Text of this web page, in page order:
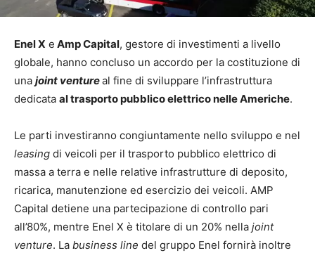
Enel X e Amp Capital, gestore di investimenti a livello
globale, hanno concluso un accordo per la costituzione di
una joint ventureal fine di sviluppare l’infrastruttura
dedicata al trasporto pubblico elettrico nelle Americhe.
Le parti investiranno congiuntamente nello sviluppo e nel
leasing di veicoli per il trasporto pubblico elettrico di
massa a terra e nelle relative infrastrutture di deposito,
ricarica, manutenzione ed esercizio dei veicoli. AMP
Capital detiene una partecipazione di controllo pari
all’80%, mentre Enel X è titolare di un 20% nella joint
venture. La business line del gruppo Enel fornirà inoltre